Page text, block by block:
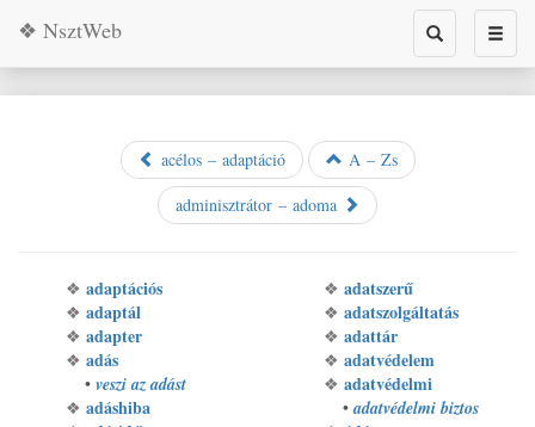
Toggle
search
❖ NsztWeb
acélos – adaptáció
A – Zs
adminisztrátor – adoma
❖ adaptációs
❖ adaptál
❖ adapter
❖ adás
• veszi az adást
❖ adáshiba
❖ adatszerű
❖ adatszolgáltatás
❖ adattár
❖ adatvédelem
❖ adatvédelmi
•adatvédelmi biztos